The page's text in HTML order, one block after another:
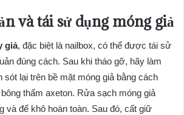
và tái sử dụng móng giả
giả, đặc biệt là nailbox, có thể được tái sử
đúng cách. Sau khi tháo gỡ, hãy làm
lại trên bề mặt móng giả bằng cách
thấm axeton. Rửa sạch móng giả
và để khô hoàn toàn. Sau đó, cất giữ